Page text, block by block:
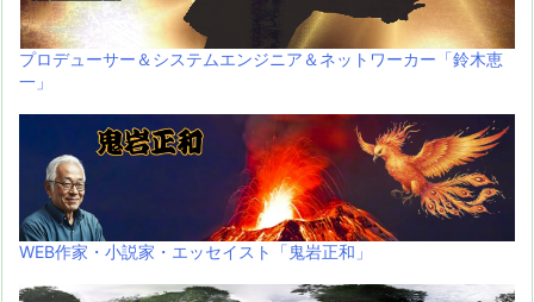
プロデューサー＆システムエンジニア＆ネットワーカー「鈴木恵
一」
WEB作家・小説家・エッセイスト「鬼岩正和」